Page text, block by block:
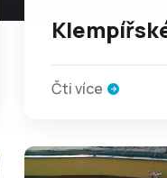
Čti více